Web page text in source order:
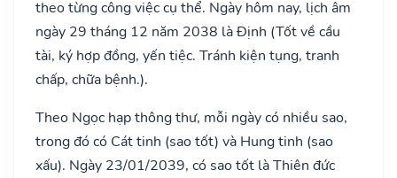
theo từng công việc cụ thể. Ngày hôm nay, lịch âm
ngày 29 tháng 12 năm 2038 là Định (Tốt về cầu
tài, ký hợp đồng, yến tiệc. Tránh kiện tụng, tranh
chấp, chữa bệnh.).
Theo Ngọc hạp thông thư, mỗi ngày có nhiều sao,
trong đó có Cát tinh (sao tốt) và Hung tinh (sao
xấu). Ngày 23/01/2039, có sao tốt là Thiên đức